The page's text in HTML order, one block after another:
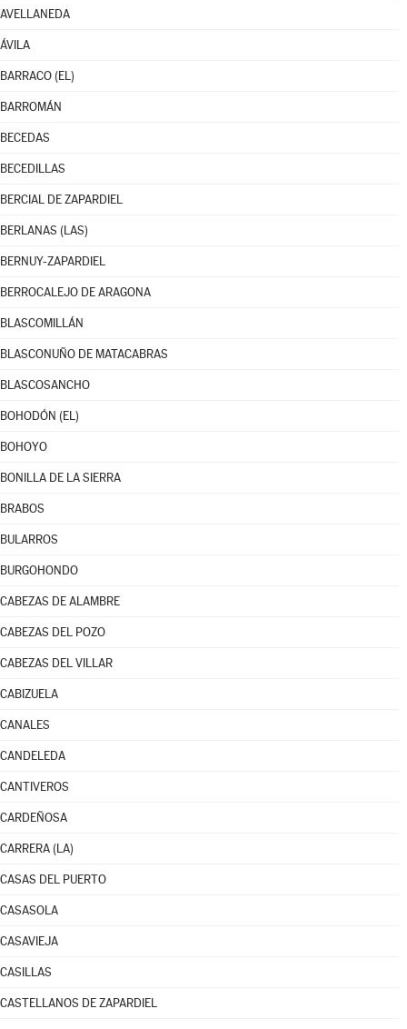
AVELLANEDA
ÁVILA
BARRACO (EL)
BARROMÁN
BECEDAS
BECEDILLAS
BERCIAL DE ZAPARDIEL
BERLANAS (LAS)
BERNUY-ZAPARDIEL
BERROCALEJO DE ARAGONA
BLASCOMILLÁN
BLASCONUÑO DE MATACABRAS
BLASCOSANCHO
BOHODÓN (EL)
BOHOYO
BONILLA DE LA SIERRA
BRABOS
BULARROS
BURGOHONDO
CABEZAS DE ALAMBRE
CABEZAS DEL POZO
CABEZAS DEL VILLAR
CABIZUELA
CANALES
CANDELEDA
CANTIVEROS
CARDEÑOSA
CARRERA (LA)
CASAS DEL PUERTO
CASASOLA
CASAVIEJA
CASILLAS
CASTELLANOS DE ZAPARDIEL